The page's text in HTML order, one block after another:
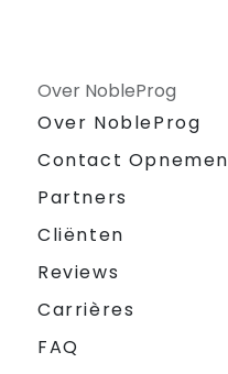
Over NobleProg
Over NobleProg
Contact Opnemen
Partners
Cliënten
Reviews
Carrières
FAQ